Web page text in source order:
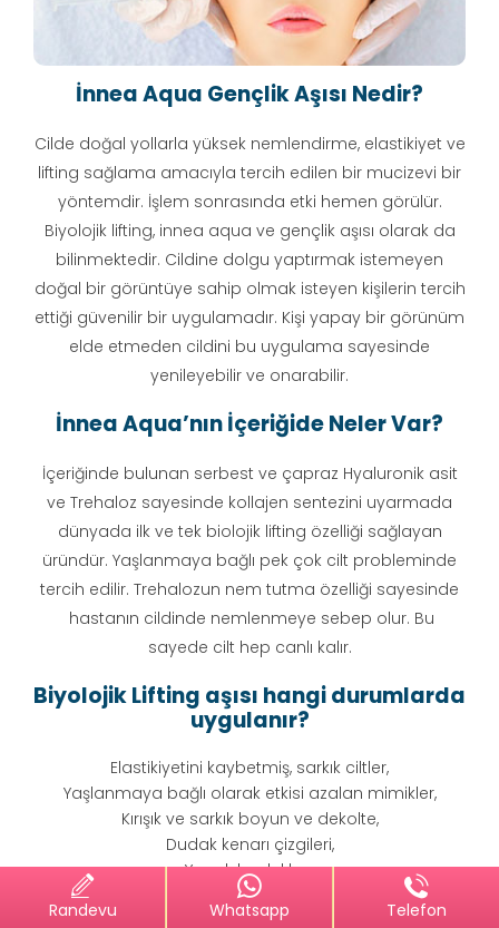
İnnea Aqua Gençlik Aşısı Nedir?
Cilde doğal yollarla yüksek nemlendirme, elastikiyet ve
lifting sağlama amacıyla tercih edilen bir mucizevi bir
yöntemdir. İşlem sonrasında etki hemen görülür.
Biyolojik lifting, innea aqua ve gençlik aşısı olarak da
bilinmektedir. Cildine dolgu yaptırmak istemeyen
doğal bir görüntüye sahip olmak isteyen kişilerin tercih
ettiği güvenilir bir uygulamadır. Kişi yapay bir görünüm
elde etmeden cildini bu uygulama sayesinde
yenileyebilir ve onarabilir.
İnnea Aqua’nın İçeriğide Neler Var?
İçeriğinde bulunan serbest ve çapraz Hyaluronik asit
ve Trehaloz sayesinde kollajen sentezini uyarmada
dünyada ilk ve tek biolojik lifting özelliği sağlayan
üründür. Yaşlanmaya bağlı pek çok cilt probleminde
tercih edilir. Trehalozun nem tutma özelliği sayesinde
hastanın cildinde nemlenmeye sebep olur. Bu
sayede cilt hep canlı kalır.
Biyolojik Lifting aşısı hangi durumlarda
uygulanır?
Elastikiyetini kaybetmiş, sarkık ciltler,
Yaşlanmaya bağlı olarak etkisi azalan mimikler,
Kırışık ve sarkık boyun ve dekolte,
Dudak kenarı çizgileri,
Yanak boşlukları,
Cilt kuruluğu
El üzerindeki çizgiler ve kırışıklar gibi alanlarda da
Randevu
Randevu Whatsapp+90 533 831 10 30 Telefon+90 392